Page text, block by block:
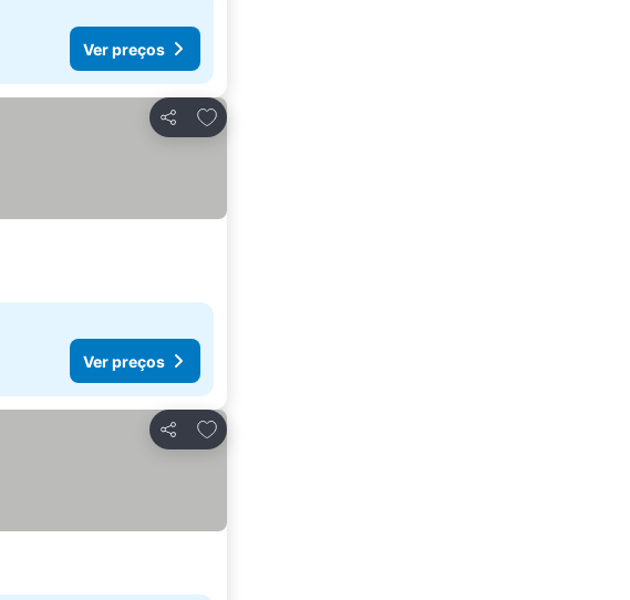
Ver preços
Partilhar
Adicionar aos favoritos
Ver preços
Partilhar
Adicionar aos favoritos